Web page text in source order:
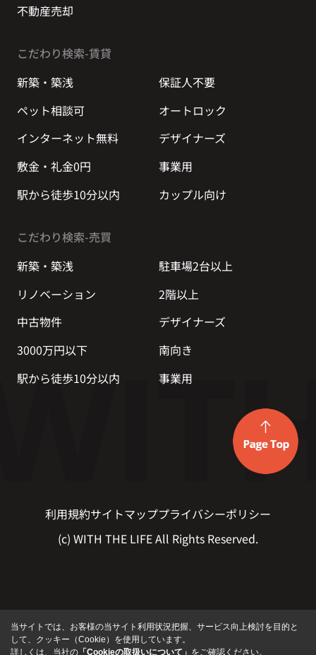
不動産売却
こだわり検索-賃貸
新築・築浅
保証人不要
ペット相談可
オートロック
インターネット無料
デザイナーズ
敷金・礼金0円
事業用
駅から徒歩10分以内
カップル向け
こだわり検索-売買
新築・築浅
駐車場2台以上
リノベーション
2階以上
中古物件
デザイナーズ
3000万円以下
南向き
駅から徒歩10分以内
事業用
利用規約サイトマッププライバシーポリシー
(c) WITH THE LIFE All Rights Reserved.
当サイトでは、お客様の当サイト利用状況把握、サービス向上検討を目的と
して、クッキー（Cookie）を使用しています。
詳しくは、当社の 「Cookieの取扱いについて」 をご確認ください。